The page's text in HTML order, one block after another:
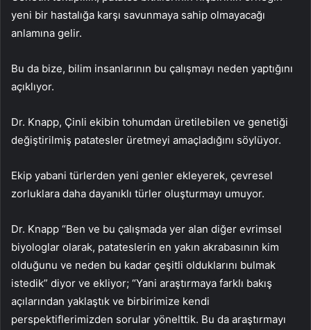
yeni bir hastalığa karşı savunmaya sahip olmayacağı
anlamına gelir.
Bu da bize, bilim insanlarının bu çalışmayı neden yaptığını
açıklıyor.
Dr. Knapp, Çinli ekibin tohumdan üretilebilen ve genetiği
değiştirilmiş patatesler üretmeyi amaçladığını söylüyor.
Ekip yabani türlerden yeni genler ekleyerek, çevresel
zorluklara daha dayanıklı türler oluşturmayı umuyor.
Dr. Knapp “Ben ve bu çalışmada yer alan diğer evrimsel
biyologlar olarak, patateslerin en yakın akrabasının kim
olduğunu ve neden bu kadar çeşitli olduklarını bulmak
istedik” diyor ve ekliyor; “Yani araştırmaya farklı bakış
açılarından yaklaştık ve birbirimize kendi
perspektiflerimizden sorular yönelttik. Bu da araştırmayı